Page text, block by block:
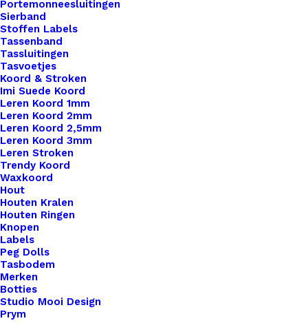
Portemonneesluitingen
Sierband
Stoffen Labels
Tassenband
Tassluitingen
Tasvoetjes
Koord & Stroken
Imi Suede Koord
Leren Koord 1mm
Leren Koord 2mm
Leren Koord 2,5mm
Leren Koord 3mm
Leren Stroken
Trendy Koord
Waxkoord
Hout
Houten Kralen
Houten Ringen
Knopen
Labels
Peg Dolls
Tasbodem
Merken
Botties
Studio Mooi Design
Prym
€7,95